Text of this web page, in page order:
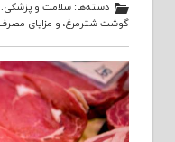
دسته‌ها:سلامت و پزشکی
گوشت شترمرغ، و مزایای